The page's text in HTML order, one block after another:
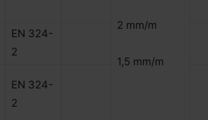
2 mm/m
1,5 mm/m
ΕΝ 324-
2
ΕΝ 324-
2